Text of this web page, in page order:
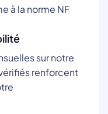
à la norme NF
sur notre
renforcent